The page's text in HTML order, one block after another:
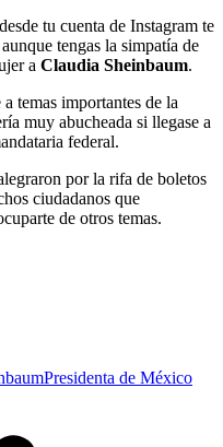
tu cuenta de Instagram te
tengas la simpatía de
a Claudia Sheinbaum.
temas importantes de la
muy abucheada si llegase a
federal.
por la rifa de boletos
ciudadanos que
de otros temas.
Presidenta de México